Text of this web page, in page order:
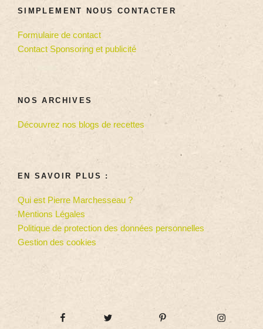
SIMPLEMENT NOUS CONTACTER
Formulaire de contact
Contact Sponsoring et publicité
NOS ARCHIVES
Découvrez nos blogs de recettes
EN SAVOIR PLUS :
Qui est Pierre Marchesseau ?
Mentions Légales
Politique de protection des données personnelles
Gestion des cookies